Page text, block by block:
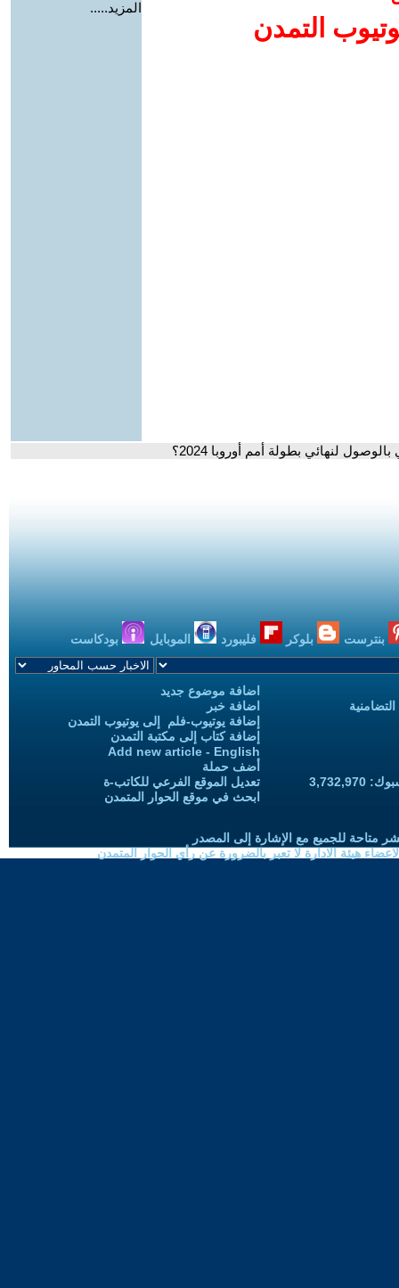
التمدن
المزيد.....
لنهائي بطولة أمم أوروبا 2024؟
بنترست بلوكر فليبورد الموبايل بودكاست
اضافة موضوع جديد
اضافة خبر
إضافة يوتيوب-فلم إلى يوتيوب التمدن
إضافة كتاب إلى مكتبة التمدن
Add new article - English
أضف حملة
تعديل الموقع الفرعي للكاتب-ة
ابحث في موقع الحوار المتمدن
متاحة للجميع مع الإشارة إلى المصدر
هيئة الادارة لا تعبر بالضرورة عن رأي الحوار المتمدن